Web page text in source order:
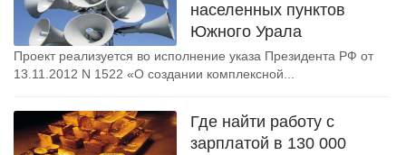
населенных пунктов
Южного Урала
Проект реализуется во исполнение указа Президента РФ от
13.11.2012 N 1522 «О создании комплексной...
Где найти работу с
зарплатой в 130 000